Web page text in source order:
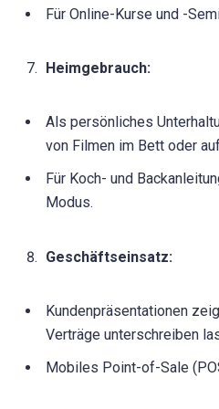
Für Online-Kurse und -
Heimgebrauch:
Als persönliches
von Filmen im Bett oder
Für Koch- und
Modus.
Geschäftseinsatz:
Kundenpräsentationen
Verträge unterschreiben
Mobiles Point-of-Sale